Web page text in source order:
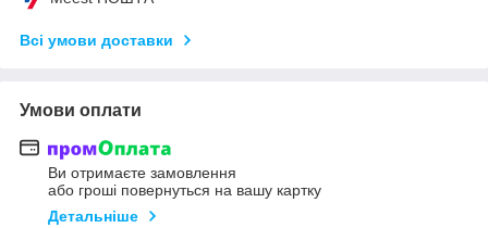
Всі умови доставки
Умови оплати
Ви отримаєте замовлення
або гроші повернуться на вашу картку
Детальніше